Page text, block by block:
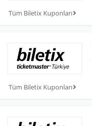
Tüm Biletix Kuponları
Tüm Biletix Kuponları